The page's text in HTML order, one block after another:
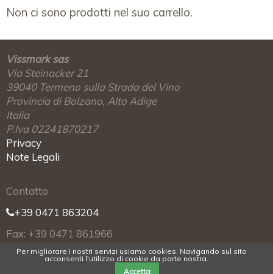
Non ci sono prodotti nel suo carrello.
Vissmark sas
Via Steinacker 21
39040 Termeno sulla Strada del Vino
Provincia di Bolzano, Alto Adige
Italia
P.Iva 02241870217
Privacy
Note Legali
Contatto
+39 0471 863204
Fax: +39 0471 861966
info@vissmark.it
Per migliorare i nostri servizi usiamo cookies. Navigando sul sito
acconsenti l'utilizzo di cookie da parte nostra.
Accetta